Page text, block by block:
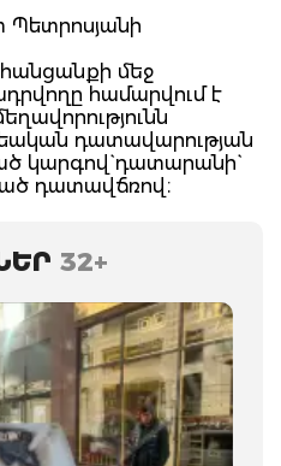
Պետրոսյանի
մեջ
համարվում է
դատավարության
կարգով` դատարանի`
դատավճռով։
32+